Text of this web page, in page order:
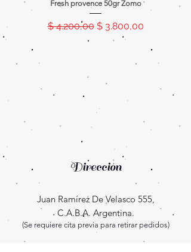
Fresh provence 50gr Zomo
Precio
$ 4.200,00 Precio de oferta
$ 3.800,00
Dirección
Juan Ramírez De Velasco 555,
C.A.B.A. Argentina.
(Se requiere cita previa para retirar pedidos)